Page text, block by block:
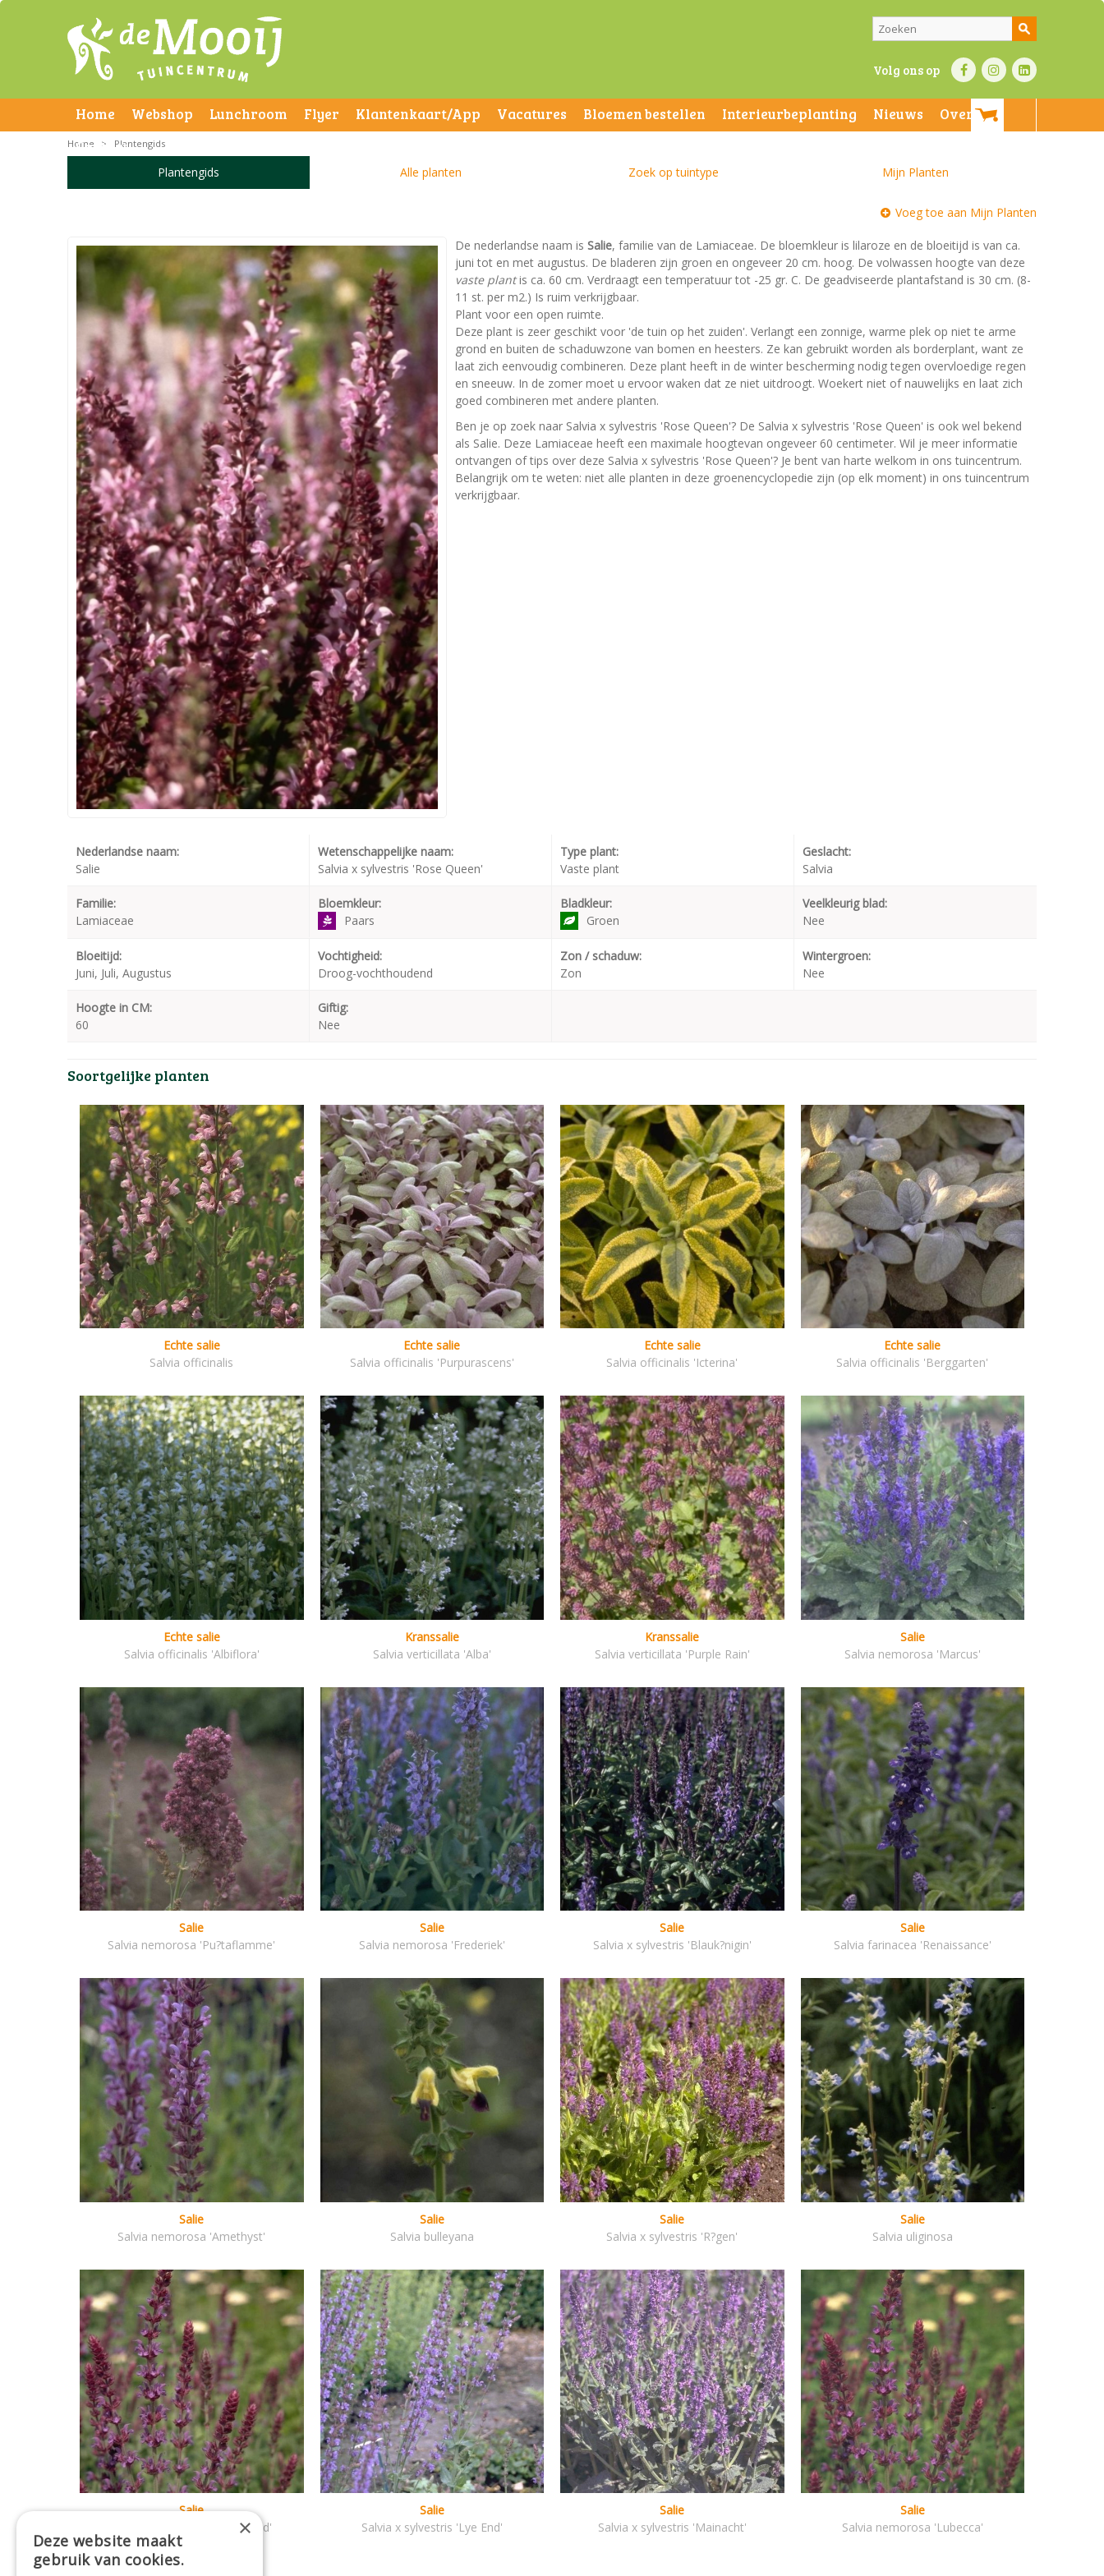
Volg ons op
Home Webshop Lunchroom Flyer Klantenkaart/App Vacatures Bloemen bestellen Interieurbeplanting Nieuws
Over ons
Contact
Home > Plantengids
Plantengids Alle planten Zoek op tuintype Mijn Planten
Voeg toe aan Mijn Planten
De nederlandse naam is Salie, familie van de Lamiaceae. De bloemkleur is lilaroze en de bloeitijd is van ca.
juni tot en met augustus. De bladeren zijn groen en ongeveer 20 cm. hoog. De volwassen hoogte van deze
vaste plantis ca. 60 cm. Verdraagt een temperatuur tot -25 gr. C. De geadviseerde plantafstand is 30 cm. (8-
11 st. per m2.) Is ruim verkrijgbaar.
Plant voor een open ruimte.
Deze plant is zeer geschikt voor 'de tuin op het zuiden'. Verlangt een zonnige, warme plek op niet te arme
grond en buiten de schaduwzone van bomen en heesters. Ze kan gebruikt worden als borderplant, want ze
laat zich eenvoudig combineren. Deze plant heeft in de winter bescherming nodig tegen overvloedige regen
en sneeuw. In de zomer moet u ervoor waken dat ze niet uitdroogt. Woekert niet of nauwelijks en laat zich
goed combineren met andere planten.
Ben je op zoek naar Salvia x sylvestris 'Rose Queen'? De Salvia x sylvestris 'Rose Queen' is ook wel bekend
als Salie. Deze Lamiaceae heeft een maximale hoogtevan ongeveer 60 centimeter. Wil je meer informatie
ontvangen of tips over deze Salvia x sylvestris 'Rose Queen'? Je bent van harte welkom in ons tuincentrum.
Belangrijk om te weten: niet alle planten in deze groenencyclopedie zijn (op elk moment) in ons tuincentrum
verkrijgbaar.
Nederlandse naam:
Salie
Wetenschappelijke naam:
Salvia x sylvestris 'Rose Queen'
Type plant:
Vaste plant
Geslacht:
Salvia
Familie:
Lamiaceae
Bloemkleur:
Paars
Bladkleur:
Groen
Veelkleurig blad:
Nee
Bloeitijd:
Juni, Juli, Augustus
Vochtigheid:
Droog-vochthoudend
Zon / schaduw:
Zon
Wintergroen:
Nee
Hoogte in CM:
60
Giftig:
Nee
Soortgelijke planten
Echte salie
Salvia officinalis
Echte salie
Salvia officinalis 'Purpurascens'
Echte salie
Salvia officinalis 'Icterina'
Echte salie
Salvia officinalis 'Berggarten'
Echte salie
Salvia officinalis 'Albiflora'
Kranssalie
Salvia verticillata 'Alba'
Kranssalie
Salvia verticillata 'Purple Rain'
Salie
Salvia nemorosa 'Marcus'
Salie
Salvia nemorosa 'Pu?taflamme'
Salie
Salvia nemorosa 'Frederiek'
Salie
Salvia x sylvestris 'Blauk?nigin'
Salie
Salvia farinacea 'Renaissance'
Salie
Salvia nemorosa 'Amethyst'
Salie
Salvia bulleyana
Salie
Salvia x sylvestris 'R?gen'
Salie
Salvia uliginosa
Salie
Salvia nemorosa 'Ostfriesland'
Salie
Salvia x sylvestris 'Lye End'
Salie
Salvia x sylvestris 'Mainacht'
Salie
Salvia nemorosa 'Lubecca'
×
Deze website maakt
gebruik van cookies.